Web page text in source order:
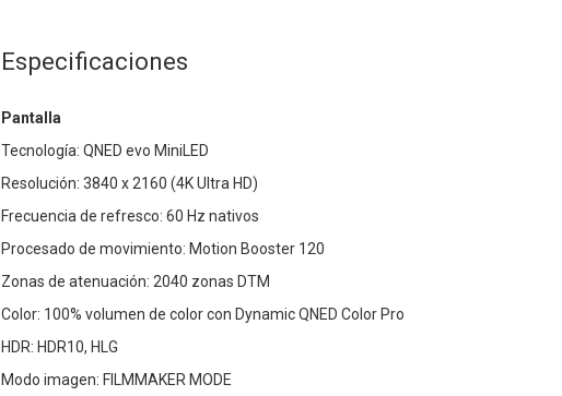
Especificaciones
Pantalla
Tecnología: QNED evo MiniLED
Resolución: 3840 x 2160 (4K Ultra HD)
Frecuencia de refresco: 60 Hz nativos
Procesado de movimiento: Motion Booster 120
Zonas de atenuación: 2040 zonas DTM
Color: 100% volumen de color con Dynamic QNED Color Pro
HDR: HDR10, HLG
Modo imagen: FILMMAKER MODE